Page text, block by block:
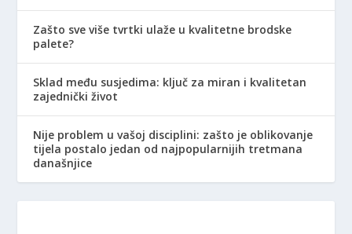
Zašto sve više tvrtki ulaže u kvalitetne brodske
palete?
Sklad među susjedima: ključ za miran i kvalitetan
zajednički život
Nije problem u vašoj disciplini: zašto je oblikovanje
tijela postalo jedan od najpopularnijih tretmana
današnjice